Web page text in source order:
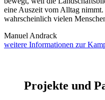
eine Auszeit vom Alltag
wahrscheinlich vielen
Manuel Andrack
weitere Informationen zur
Projekte und